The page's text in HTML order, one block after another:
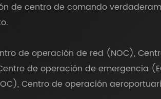
de centro de comando
de operación de red (NOC),
de operación de emergencia
Centro de operación